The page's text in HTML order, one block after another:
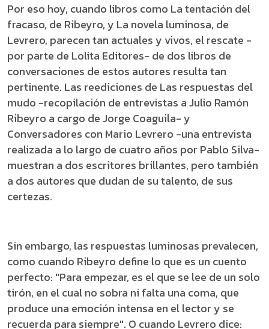
Por eso hoy, cuando libros como La tentación del
fracaso, de Ribeyro, y La novela luminosa, de
Levrero, parecen tan actuales y vivos, el rescate -
por parte de Lolita Editores- de dos libros de
conversaciones de estos autores resulta tan
pertinente. Las reediciones de Las respuestas del
mudo -recopilación de entrevistas a Julio Ramón
Ribeyro a cargo de Jorge Coaguila- y
Conversadores con Mario Levrero -una entrevista
realizada a lo largo de cuatro años por Pablo Silva-
muestran a dos escritores brillantes, pero también
a dos autores que dudan de su talento, de sus
certezas.
Sin embargo, las respuestas luminosas prevalecen,
como cuando Ribeyro define lo que es un cuento
perfecto: "Para empezar, es el que se lee de un solo
tirón, en el cual no sobra ni falta una coma, que
produce una emoción intensa en el lector y se
recuerda para siempre". O cuando Levrero dice: